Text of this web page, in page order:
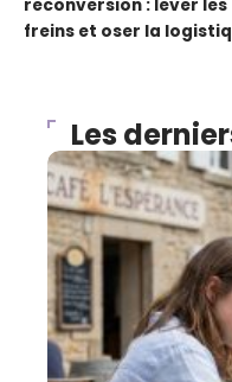
reconversion : lever les
freins et oser la
Les